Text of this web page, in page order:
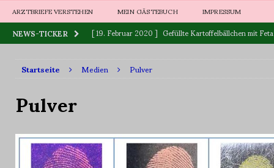
ARZTBRIEFE VERSTEHEN MEIN GÄSTEBUCH IMPRESSUM
NEWS-TICKER [ 19. Februar 2020 ] Gefüllte Kartoffelbällchen mit
[ 11. September 2019 ]
Startseite Medien Pulver
Pulver